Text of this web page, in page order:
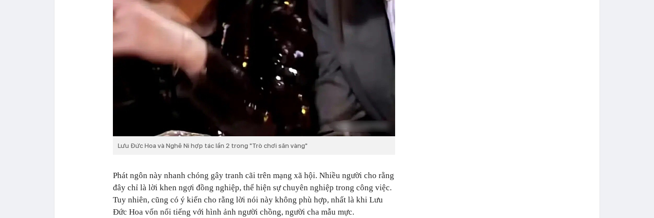
Lưu Đức Hoa và Nghê Ni hợp tác lần 2 trong "Trò chơi săn vàng"
Phát ngôn này nhanh chóng gây tranh cãi trên mạng xã hội. Nhiều người cho rằng
đây chỉ là lời khen ngợi đồng nghiệp, thể hiện sự chuyên nghiệp trong công việc.
Tuy nhiên, cũng có ý kiến cho rằng lời nói này không phù hợp, nhất là khi Lưu
Đức Hoa vốn nổi tiếng với hình ảnh người chồng, người cha mẫu mực.